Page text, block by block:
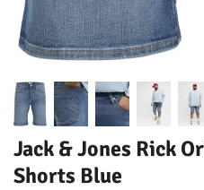
Jack & Jones Rick
Shorts Blue